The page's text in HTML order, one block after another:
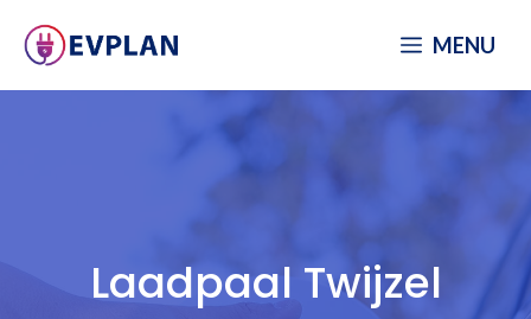
naar
MENU
Laadpaal Twijzel